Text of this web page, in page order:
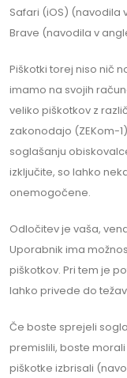
Safari (iOS) (navodila
Brave (navodila v
Piškotki torej niso nič
imamo na svojih
veliko piškotkov z
zakonodajo (ZEKom-
soglašanju
izključite, so lahko
onemogočene.
Odločitev je vaša,
Uporabnik ima
piškotkov. Pri tem je
lahko privede do
Če boste sprejeli
premislili, boste
piškotke izbrisali